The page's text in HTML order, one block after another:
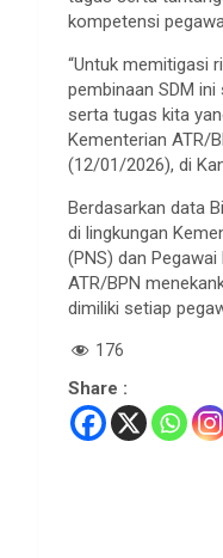
kompetensi
“Untuk memitigasi
pembinaan SDM
serta tugas kita
Kementerian ATR/
(12/01/2026), di
Berdasarkan data
di lingkungan
(PNS) dan
ATR/BPN
dimiliki setiap
176
Share :